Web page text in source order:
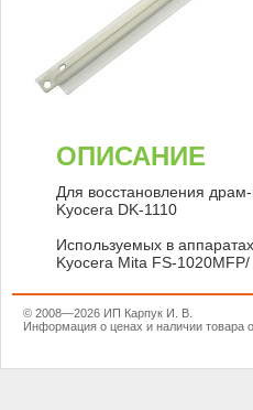
ОПИСАНИЕ
Для восстановления
Kyocera DK-1110
Используемых в
Kyocera Mita FS-
© 2008—2026 ИП Карпук И. В.
Информация о ценах и наличии товара